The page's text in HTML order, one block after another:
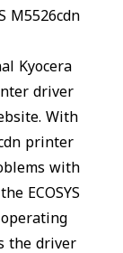
M5526cdn
Kyocera
driver
With
printer
with
ECOSYS
the driver